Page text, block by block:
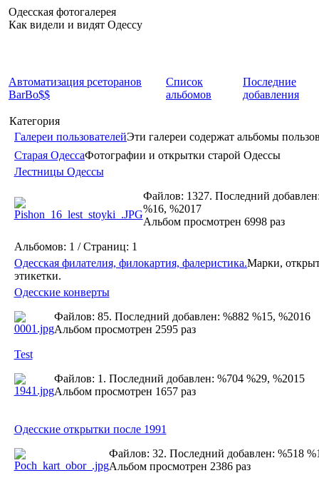
Одесская фотогалерея
Как видели и видят Одессу
Автоматизация рсеторанов
BarBo$$
Список
альбомов
Последние
добавления
Категория
Галереи пользователейЭти галереи содержат альбомы
Старая ОдессаФотографии и открытки старой Одессы
Лестницы Одессы
Файлов: 1327. Последний
%16, %2017
Альбом просмотрен 6998 раз
Альбомов: 1 / Страниц: 1
Одесская филателия, филокартия, фалеристика.Марки,
этикетки.
Одесские конверты
Файлов: 85. Последний добавлен: %882 %15, %2016
Альбом просмотрен 2595 раз
Test
Файлов: 1. Последний добавлен: %704 %29, %2015
Альбом просмотрен 1657 раз
Одесские открытки после 1991
Файлов: 32. Последний добавлен: %518
Альбом просмотрен 2386 раз